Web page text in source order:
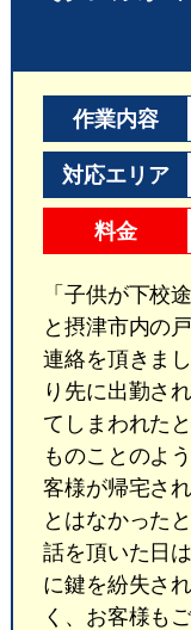
作業内容
対応エリア
料金
「子供が下校
と摂津市内の
連絡を頂きま
り先に出勤さ
てしまわれた
ものことのよ
客様が帰宅さ
とはなかった
話を頂いた日
に鍵を紛失さ
く、お客様も